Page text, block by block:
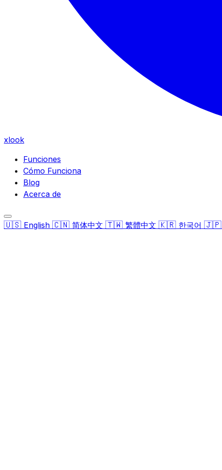
xlook
Funciones
Cómo Funciona
Blog
Acerca de
🇺🇸 English 🇨🇳 简体中文 🇹🇼 繁體中文 🇰🇷 한국어 🇯🇵